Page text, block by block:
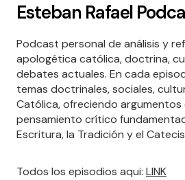
Esteban Rafael
Podcast personal de análisis y
apologética católica, doctrina,
debates actuales. En cada
temas doctrinales, sociales,
Católica, ofreciendo
pensamiento crítico
Escritura, la Tradición y el
Todos los episodios aqui: LINK